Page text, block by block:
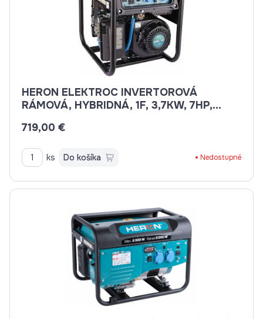
HERON ELEKTROC INVERTOROVÁ
RÁMOVÁ, HYBRIDNÁ, 1F, 3,7KW, 7HP,
719,00 €
ks Do košíka Nedostupné